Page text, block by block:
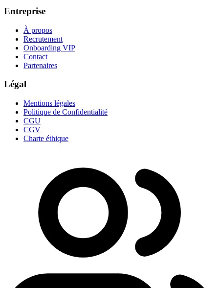
Entreprise
À propos
Recrutement
Onboarding VIP
Contact
Partenaires
Légal
Mentions légales
Politique de Confidentialité
CGU
CGV
Charte éthique